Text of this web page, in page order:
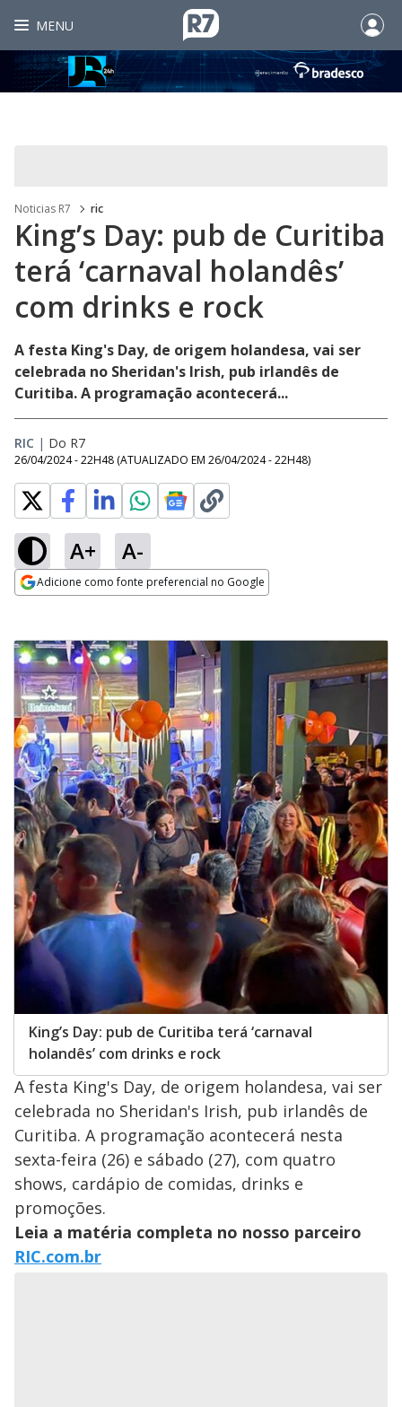
MENU
Noticias R7 ric
King’s Day: pub de Curitiba
terá ‘carnaval holandês’
com drinks e rock
A festa King's Day, de origem holandesa, vai ser
celebrada no Sheridan's Irish, pub irlandês de
Curitiba. A programação acontecerá...
RIC | Do R7
26/04/2024 - 22H48 (ATUALIZADO EM 26/04/2024 - 22H48)
A+ A-
Adicione como fonte preferencial no Google
King’s Day: pub de Curitiba terá ‘carnaval
holandês’ com drinks e rock
A festa King's Day, de origem holandesa, vai ser
celebrada no Sheridan's Irish, pub irlandês de
Curitiba. A programação acontecerá nesta
sexta-feira (26) e sábado (27), com quatro
shows, cardápio de comidas, drinks e
promoções.
Leia a matéria completa no nosso parceiro
RIC.com.br